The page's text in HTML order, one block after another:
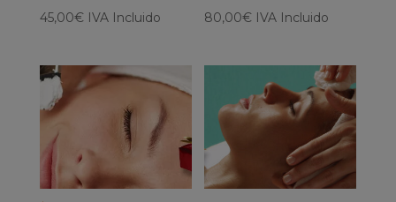
45,00€ IVA Incluido 80,00€ IVA Incluido